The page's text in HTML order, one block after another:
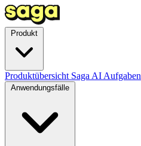
Produktübersicht Saga AI Aufgaben